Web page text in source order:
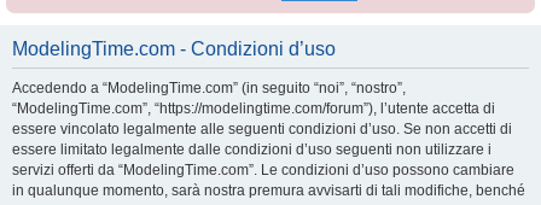
ModelingTime.com - Condizioni d’uso
Accedendo a “ModelingTime.com” (in seguito “noi”, “nostro”,
“ModelingTime.com”, “https://modelingtime.com/forum”), l’utente accetta di
essere vincolato legalmente alle seguenti condizioni d’uso. Se non accetti di
essere limitato legalmente dalle condizioni d’uso seguenti non utilizzare i
servizi offerti da “ModelingTime.com”. Le condizioni d’uso possono cambiare
in qualunque momento, sarà nostra premura avvisarti di tali modifiche, benché